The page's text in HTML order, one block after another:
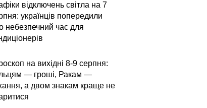
відключень світла на 7
українців попередили
небезпечний час для
на вихідні 8-9 серпня:
— гроші, Ракам —
а двом знакам краще не